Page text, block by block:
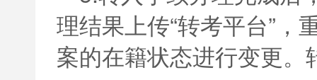
理结果上传“转考平台”，
案的在籍状态进行变更。